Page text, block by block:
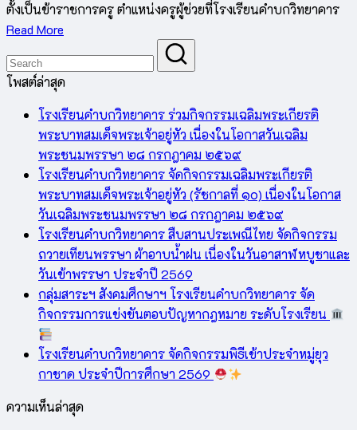
ตั้งเป็นข้าราชการครู ตำแหน่งครูผู้ช่วยที่โรงเรียนคำบกวิทยาคาร
Read More
โพสต์ล่าสุด
โรงเรียนคำบกวิทยาคาร ร่วมกิจกรรมเฉลิมพระเกียรติ
พระบาทสมเด็จพระเจ้าอยู่หัว เนื่องในโอกาสวันเฉลิม
พระชนมพรรษา ๒๘ กรกฎาคม ๒๕๖๙
โรงเรียนคำบกวิทยาคาร จัดกิจกรรมเฉลิมพระเกียรติ
พระบาทสมเด็จพระเจ้าอยู่หัว (รัชกาลที่ ๑๐) เนื่องในโอกาส
วันเฉลิมพระชนมพรรษา ๒๘ กรกฎาคม ๒๕๖๙
โรงเรียนคำบกวิทยาคาร สืบสานประเพณีไทย จัดกิจกรรม
ถวายเทียนพรรษา ผ้าอาบน้ำฝน เนื่องในวันอาสาฬหบูชาและ
วันเข้าพรรษา ประจำปี 2569
กลุ่มสาระฯ สังคมศึกษาฯ โรงเรียนคำบกวิทยาคาร จัด
กิจกรรมการแข่งขันตอบปัญหากฎหมาย ระดับโรงเรียน
โรงเรียนคำบกวิทยาคาร จัดกิจกรรมพิธีเข้าประจำหมู่ยุว
กาชาด ประจำปีการศึกษา 2569
ความเห็นล่าสุด